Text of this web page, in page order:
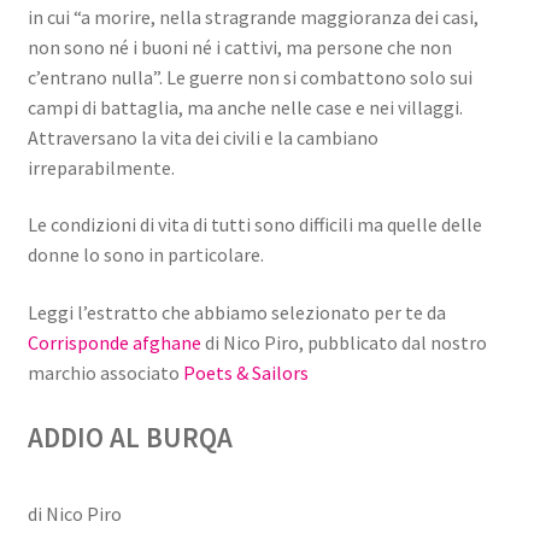
in cui “a morire, nella stragrande maggioranza dei casi,
non sono né i buoni né i cattivi, ma persone che non
c’entrano nulla”. Le guerre non si combattono solo sui
campi di battaglia, ma anche nelle case e nei villaggi.
Attraversano la vita dei civili e la cambiano
irreparabilmente.
Le condizioni di vita di tutti sono difficili ma quelle delle
donne lo sono in particolare.
Leggi l’estratto che abbiamo selezionato per te da
Corrisponde afghane di Nico Piro, pubblicato dal nostro
marchio associato Poets & Sailors
ADDIO AL BURQA
di Nico Piro